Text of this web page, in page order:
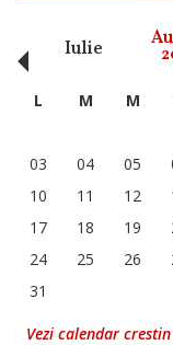
Iulie
‹ L M M
03
04 05
10
11 12
17
18 19
24
25 26
31
Vezi calendar